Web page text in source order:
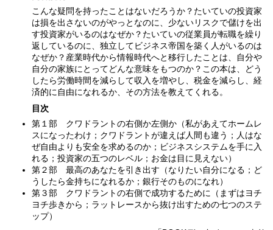
こんな疑問を持ったことはないだろうか？たいていの投資家
は損を出さないのがやっとなのに、少ないリスクで儲けを出
す投資家がいるのはなぜか？たいていの従業員が転職を繰り
返しているのに、独立してビジネス帝国を築く人がいるのは
なぜか？産業時代から情報時代へと移行したことは、自分や
自分の家族にとってどんな意味をもつのか？この本は、どう
したら労働時間を減らして収入を増やし、税金を減らし、経
済的に自由になれるか、その方法を教えてくれる。
目次
第１部 クワドラントの右側か左側か（私があえてホームレ
スになったわけ；クワドラントが違えば人間も違う；人はな
ぜ自由よりも安全を求めるのか；ビジネスシステムを手に入
れる；投資家の五つのレベル；お金は目に見えない）
第２部 最高のあなたを引き出す（なりたい自分になる；ど
うしたら金持ちになれるか；銀行そのものになれ）
第３部 クワドラントの右側で成功するために（まずはヨチ
ヨチ歩きから；ラットレースから抜け出すための七つのステ
ップ）